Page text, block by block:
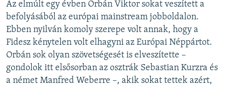
Az elmúlt egy évben Orbán Viktor sokat veszített a
befolyásából az európai mainstream jobboldalon.
Ebben nyilván komoly szerepe volt annak, hogy a
Fidesz kénytelen volt elhagyni az Európai Néppártot.
Orbán sok olyan szövetségesét is elveszítette –
gondolok itt elsősorban az osztrák Sebastian Kurzra és
a német Manfred Weberre –, akik sokat tettek azért,